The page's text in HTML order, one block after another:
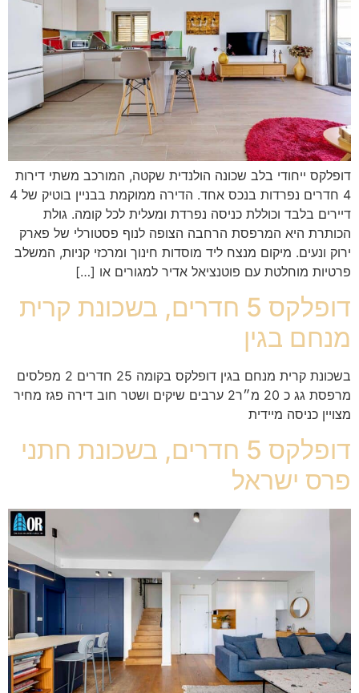
​דופלקס ייחודי בלב שכונה הולנדית שקטה, המורכב משתי דירות
4 חדרים נפרדות בנכס אחד. הדירה ממוקמת בבניין בוטיק של 4
דיירים בלבד וכוללת כניסה נפרדת ומעלית לכל קומה. גולת
הכותרת היא המרפסת הרחבה הצופה לנוף פסטורלי של פארק
ירוק ונעים. מיקום מנצח ליד מוסדות חינוך ומרכזי קניות, המשלב
פרטיות מוחלטת עם פוטנציאל אדיר למגורים או […]
דופלקס 5 חדרים, בשכונת קרית
מנחם בגין
בשכונת קרית מנחם בגין דופלקס בקומה 25 חדרים 2 מפלסים
מרפסת גג כ 20 מ״ר2 ערבים שיקים ושטר חוב דירה פגז מחיר
מצויין כניסה מיידית
דופלקס 5 חדרים, בשכונת חתני
פרס ישראל